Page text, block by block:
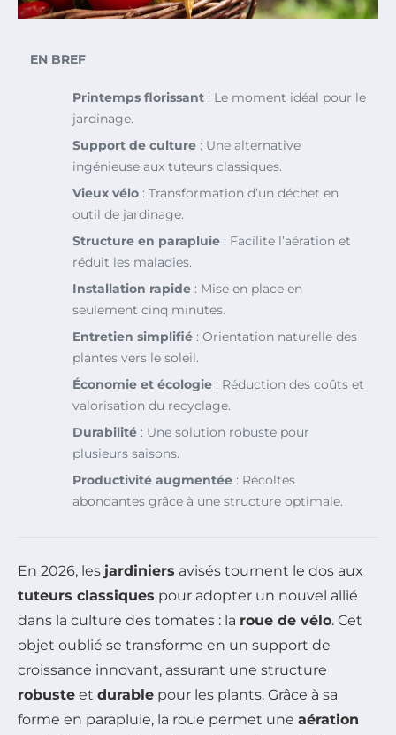
EN BREF
Printemps florissant : Le moment idéal pour le
jardinage.
Support de culture : Une alternative
ingénieuse aux tuteurs classiques.
Vieux vélo : Transformation d’un déchet en
outil de jardinage.
Structure en parapluie : Facilite l’aération et
réduit les maladies.
Installation rapide : Mise en place en
seulement cinq minutes.
Entretien simplifié : Orientation naturelle des
plantes vers le soleil.
Économie et écologie : Réduction des coûts et
valorisation du recyclage.
Durabilité : Une solution robuste pour
plusieurs saisons.
Productivité augmentée : Récoltes
abondantes grâce à une structure optimale.
En 2026, les jardiniers avisés tournent le dos aux
tuteurs classiques pour adopter un nouvel allié
dans la culture des tomates : la roue de vélo. Cet
objet oublié se transforme en un support de
croissance innovant, assurant une structure
robuste et durable pour les plants. Grâce à sa
forme en parapluie, la roue permet une aération